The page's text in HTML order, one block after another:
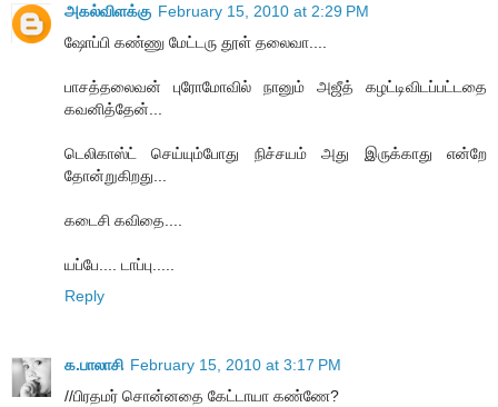
அகல்விளக்கு February 15, 2010 at 2:29 PM
ஷோப்பி கண்ணு மேட்டரு தூள் தலைவா....
பாசத்தலைவன் புரோமோவில் நானும் அஜீத் கழட்டிவிடப்பட்டதை
கவனித்தேன்...
டெலிகாஸ்ட் செய்யும்போது நிச்சயம் அது இருக்காது என்றே
தோன்றுகிறது...
கடைசி கவிதை....
யப்பே.... டாப்பு.....
Reply
க.பாலாசி February 15, 2010 at 3:17 PM
//பிரதமர் சொன்னதை கேட்டாயா கண்ணே?